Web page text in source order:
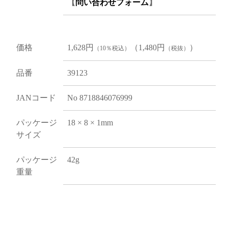
【 問い合わせフォーム 】
価格 1,628円 （10％税込） （1,480円 （税抜） ）
品番 39123
JANコード No 8718846076999
パッケージ
サイズ
18 × 8 × 1mm
パッケージ
重量
42g